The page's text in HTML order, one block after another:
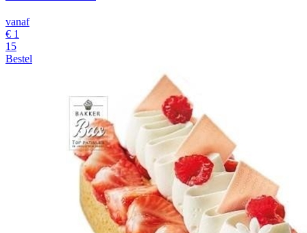
vanaf
€ 1
15
Bestel